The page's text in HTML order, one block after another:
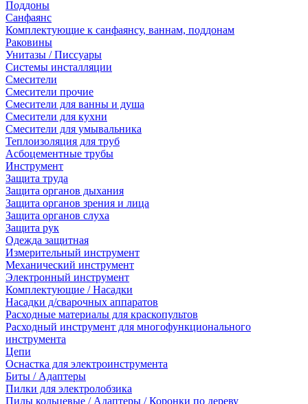
Поддоны
Санфаянс
Комплектующие к санфаянсу, ваннам, поддонам
Раковины
Унитазы / Писсуары
Системы инсталляции
Смесители
Смесители прочие
Смесители для ванны и душа
Смесители для кухни
Смесители для умывальника
Теплоизоляция для труб
Асбоцементные трубы
Инструмент
Защита труда
Защита органов дыхания
Защита органов зрения и лица
Защита органов слуха
Защита рук
Одежда защитная
Измерительный инструмент
Механический инструмент
Электронный инструмент
Комплектующие / Насадки
Насадки д/сварочных аппаратов
Расходные материалы для краскопультов
Расходный инструмент для многофункционального
инструмента
Цепи
Оснастка для электроинструмента
Биты / Адаптеры
Пилки для электролобзика
Пилы кольцевые / Адаптеры / Коронки по дереву